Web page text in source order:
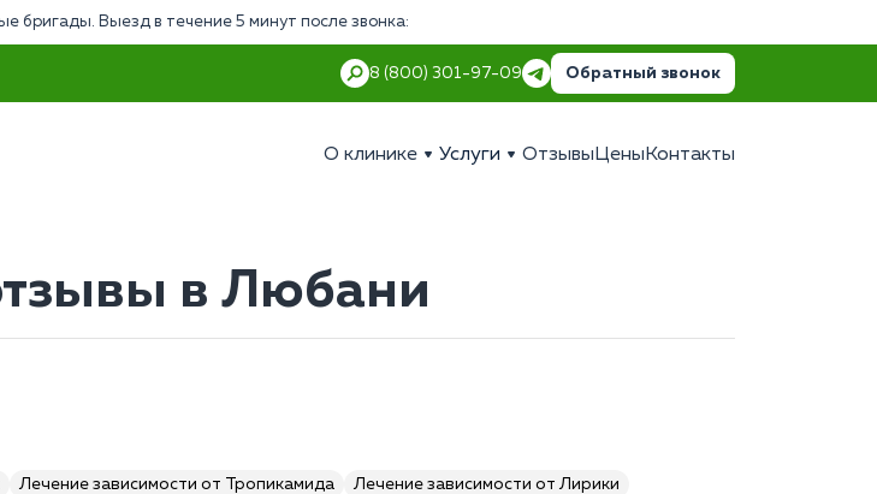
бригады. Выезд в течение 5 минут после звонка:
8 (800) 301-97-09 Обратный звонок
О клинике Услуги Отзывы Цены Контакты
в Любани
Лечение зависимости от Тропикамида
Лечение зависимости от Лирики